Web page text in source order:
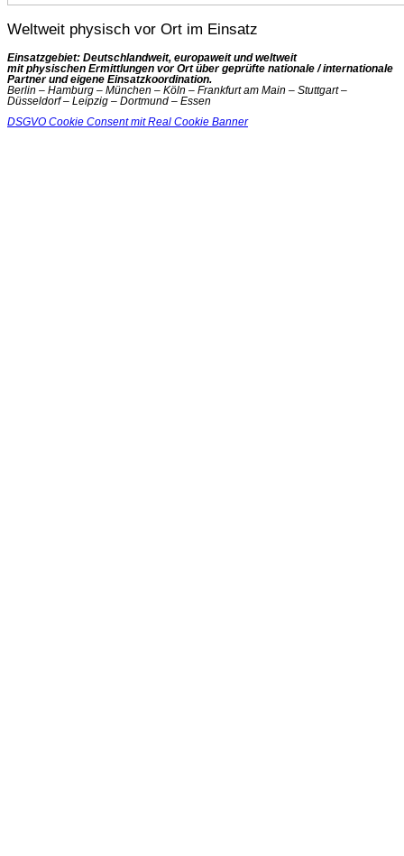
Weltweit physisch vor Ort im Einsatz
Einsatzgebiet: Deutschlandweit, europaweit und weltweit
mit physischen Ermittlungen vor Ort über geprüfte nationale / internationale
Partner und eigene Einsatzkoordination.
Berlin – Hamburg – München – Köln – Frankfurt am Main – Stuttgart –
Düsseldorf – Leipzig – Dortmund – Essen
DSGVO Cookie Consent mit Real Cookie Banner